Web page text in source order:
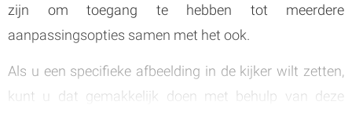
zijn om toegang te hebben tot meerdere
aanpassingsopties samen met het ook.
Als u een specifieke afbeelding in de kijker wilt zetten,
kunt u dat gemakkelijk doen met behulp van deze